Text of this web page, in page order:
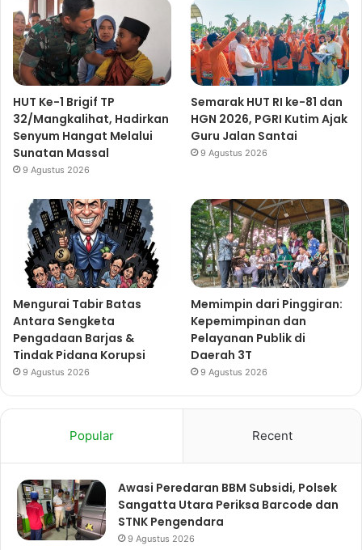
HUT Ke-1 Brigif TP
32/Mangkalihat, Hadirkan
Senyum Hangat Melalui
Sunatan Massal
9 Agustus 2026
Semarak HUT RI ke-81 dan
HGN 2026, PGRI Kutim Ajak
Guru Jalan Santai
9 Agustus 2026
Mengurai Tabir Batas
Antara Sengketa
Pengadaan Barjas &
Tindak Pidana Korupsi
9 Agustus 2026
Memimpin dari Pinggiran:
Kepemimpinan dan
Pelayanan Publik di
Daerah 3T
9 Agustus 2026
Popular Recent
Awasi Peredaran BBM Subsidi, Polsek
Sangatta Utara Periksa Barcode dan
STNK Pengendara
9 Agustus 2026